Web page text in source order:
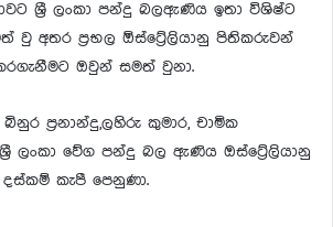
ශ්‍රී ලංකා පන්දු බලඇණිය ⁣ඉතා විශිෂ්ට
වු අතර ප්‍රභල ඕස්ට්‍රේලියානු පිතිකරුවන්
ඔවුන් සමත් වුනා.
ප්‍රනාන්දු,ලහිරු කුමාර, චාමික
ලංකා වේග පන්දු බල ඇණිය ඔස්ට්‍රේලියානු
කැපී පෙනුණා.